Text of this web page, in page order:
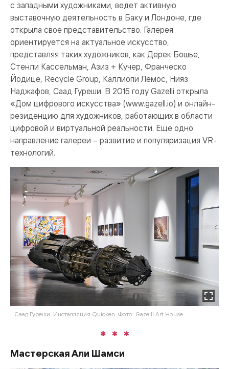
с западными художниками, ведет активную
выставочную деятельность в Баку и Лондоне, где
открыла свое представительство. Галерея
ориентируется на актуальное искусство,
представляя таких художников, как Дерек Бошье,
Стенли Кассельман, Азиз + Кучер, Франческо
Йодице, Recycle Group, Каллиопи Лемос, Нияз
Наджафов, Саад Гуреши. В 2015 году Gazelli открыла
«Дом цифрового искусства» (www.gazell.io) и онлайн-
резиденцию для художников, работающих в области
цифровой и виртуальной реальности. Еще одно
направление галереи – развитие и популяризация VR-
технологий.
Саад Гуреши. Инсталляция Quicken. Фото: Gazelli Art House
Мастерская Али Шамси